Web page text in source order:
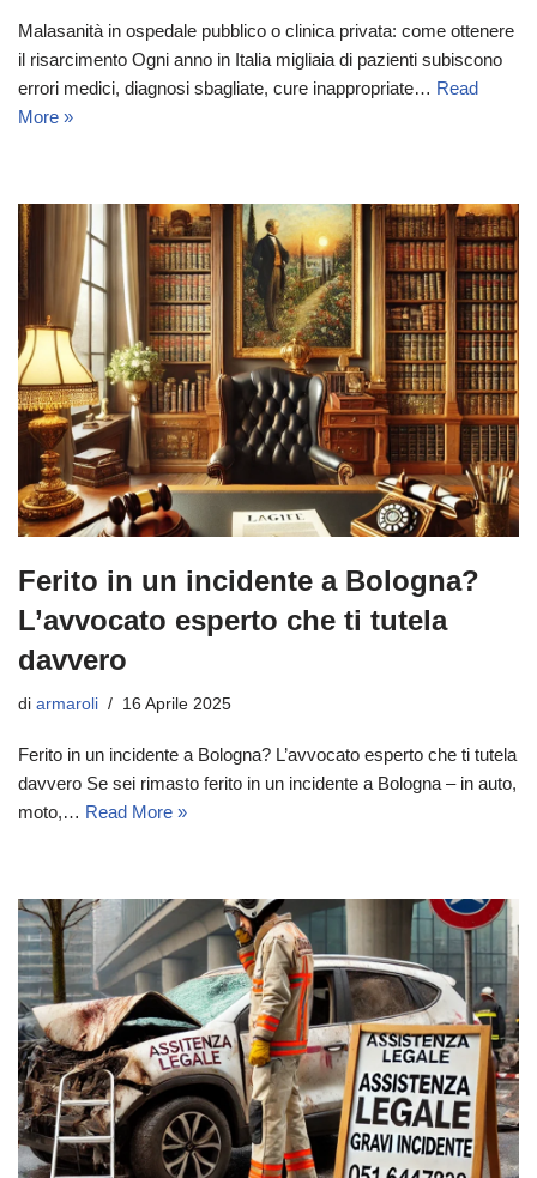
Malasanità in ospedale pubblico o clinica privata: come ottenere
il risarcimento Ogni anno in Italia migliaia di pazienti subiscono
errori medici, diagnosi sbagliate, cure inappropriate… Read
More »
Ferito in un incidente a Bologna?
L’avvocato esperto che ti tutela
davvero
di armaroli 16 Aprile 2025
Ferito in un incidente a Bologna? L’avvocato esperto che ti tutela
davvero Se sei rimasto ferito in un incidente a Bologna – in auto,
moto,… Read More »